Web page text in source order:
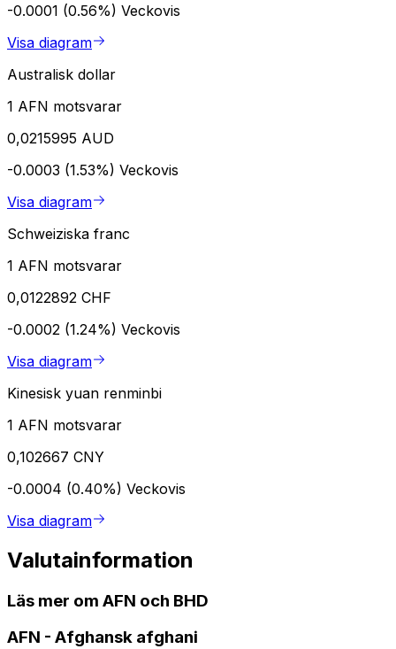
-0.0001 (0.56%) Veckovis
Visa diagram
Australisk dollar
1 AFN motsvarar
0,0215995 AUD
-0.0003 (1.53%) Veckovis
Visa diagram
Schweiziska franc
1 AFN motsvarar
0,0122892 CHF
-0.0002 (1.24%) Veckovis
Visa diagram
Kinesisk yuan renminbi
1 AFN motsvarar
0,102667 CNY
-0.0004 (0.40%) Veckovis
Visa diagram
Valutainformation
Läs mer om AFN och BHD
AFN - Afghansk afghani